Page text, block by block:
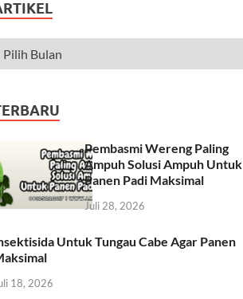
Pembasmi Wereng Paling
Ampuh Solusi Ampuh Untuk
Panen Padi Maksimal
Juli 28, 2026
Untuk Tungau Cabe Agar Panen
18, 2026